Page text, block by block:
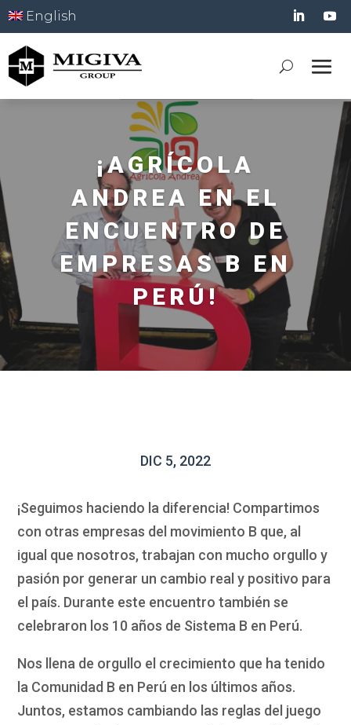
English
¡AGRÍCOLA
ANDREA EN EL
ENCUENTRO DE
EMPRESAS B EN
PERÚ!
DIC 5, 2022
¡Seguimos haciendo la diferencia! Compartimos
con otras empresas del movimiento B que, al
igual que nosotros, trabajan con mucho orgullo y
pasión por generar un cambio real y positivo para
el país. Durante este encuentro también se
celebraron los 10 años de Sistema B en Perú.
Nos llena de orgullo el crecimiento que ha tenido
la Comunidad B en Perú en los últimos años.
Juntos, estamos cambiando las reglas del juego